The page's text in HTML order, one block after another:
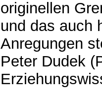
originellen
und das auch
Anregungen
Peter Dudek